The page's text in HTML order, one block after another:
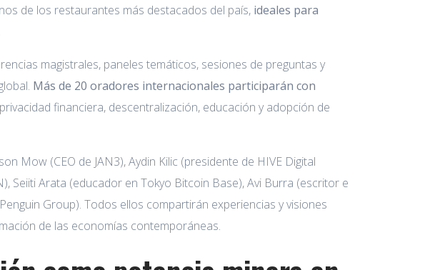
de los restaurantes más destacados del país, ideales para
magistrales, paneles temáticos, sesiones de preguntas y
Más de 20 oradores internacionales participarán con
financiera, descentralización, educación y adopción de
Mow (CEO de JAN3), Aydin Kilic (presidente de HIVE Digital
Seiiti Arata (educador en Tokyo Bitcoin Base), Avi Burra (escritor e
Group). Todos ellos compartirán experiencias y visiones
de las economías contemporáneas.